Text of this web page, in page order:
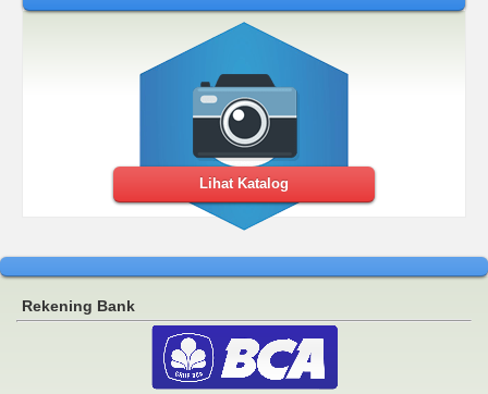
Lihat Katalog
Rekening Bank